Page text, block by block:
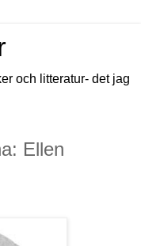
och litteratur- det jag
Ellen